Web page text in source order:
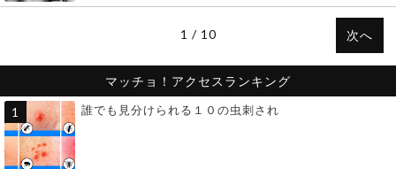
1 / 10 次へ
マッチョ！アクセスランキング
誰でも見分けられる１０の虫刺され